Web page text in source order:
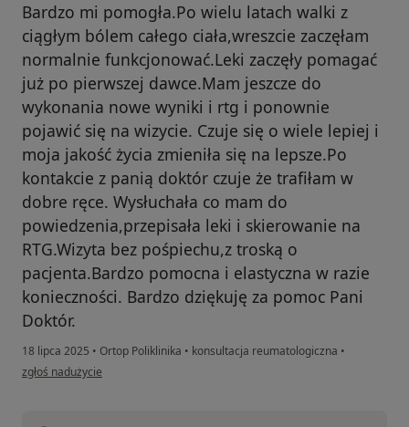
Bardzo mi pomogła.Po wielu latach walki z
ciągłym bólem całego ciała,wreszcie zaczęłam
normalnie funkcjonować.Leki zaczęły pomagać
już po pierwszej dawce.Mam jeszcze do
wykonania nowe wyniki i rtg i ponownie
pojawić się na wizycie. Czuje się o wiele lepiej i
moja jakość życia zmieniła się na lepsze.Po
kontakcie z panią doktór czuje że trafiłam w
dobre ręce. Wysłuchała co mam do
powiedzenia,przepisała leki i skierowanie na
RTG.Wizyta bez pośpiechu,z troską o
pacjenta.Bardzo pomocna i elastyczna w razie
konieczności. Bardzo dziękuję za pomoc Pani
Doktór.
18 lipca 2025 • Ortop Poliklinika • konsultacja reumatologiczna •
w opinii użytkownika MZ
zgłoś nadużycie